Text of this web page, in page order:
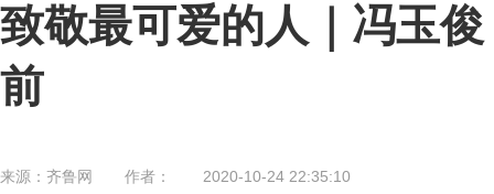
致敬最可爱的人｜冯玉
前
来源： 齐鲁网 作者： 2020-10-24 22:35:10